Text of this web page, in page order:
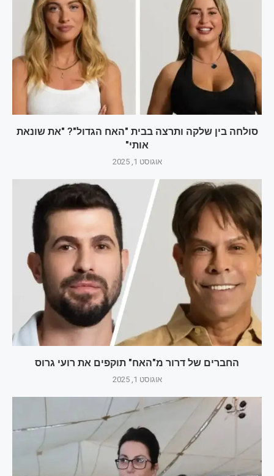
סולחה בין שלקה ותרצה בבית "האח הגדול"? "את שונאת
אותי"
אוגוסט 1, 2025
החברים של דרור מ"האח" תוקפים את רועי גרוס
אוגוסט 1, 2025